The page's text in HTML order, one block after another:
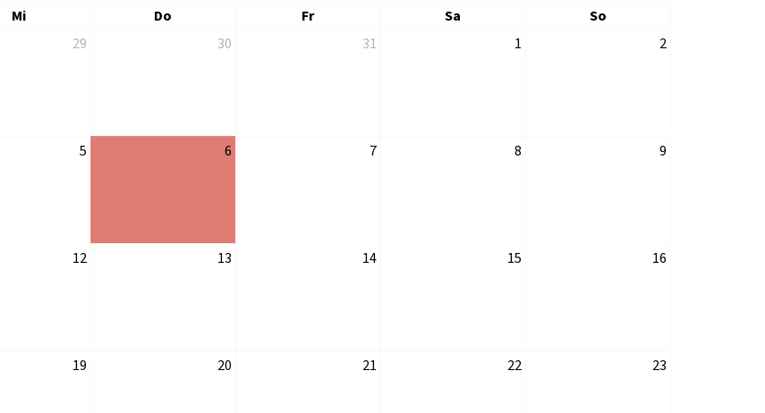
Mi Do Fr Sa
So
29 30 31 1 2
5 6 7 8 9
12 13 14 15 16
19 20 21 22 23